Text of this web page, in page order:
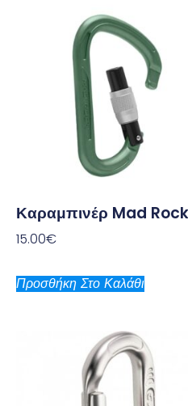
Καραμπινέρ Mad
15.00€
Προσθήκη Στο Καλάθι